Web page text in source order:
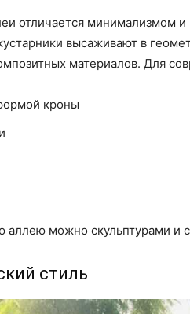
отличается минимализмом
высаживают в
материалов. Для
кроны
можно скульптурами и
стиль